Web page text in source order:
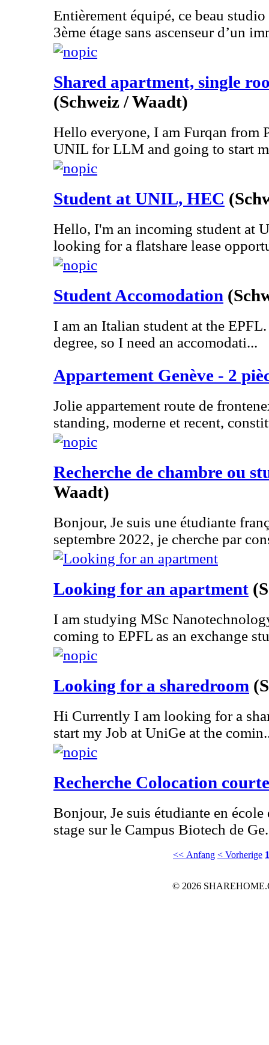
Entièrement équipé, ce beau
3ème étage sans ascenseur d’un
Shared apartment, single
(Schweiz / Waadt)
Hello everyone, I am Furqan from
UNIL for LLM and going to start
Student at UNIL, HEC
Hello, I'm an incoming student at
looking for a flatshare lease
Student Accomodation
I am an Italian student at the
degree, so I need an accomodati...
Appartement Genève - 2
Jolie appartement route de
standing, moderne et recent,
Recherche de chambre ou
Waadt)
Bonjour, Je suis une étudiante
septembre 2022, je cherche par
Looking for an apartment
I am studying MSc
coming to EPFL as an exchange
Looking for a sharedroom
Hi Currently I am looking for a
start my Job at UniGe at the
Recherche Colocation
Bonjour, Je suis étudiante en
stage sur le Campus Biotech de
<< Anfang < Vorherige 1
© 2026